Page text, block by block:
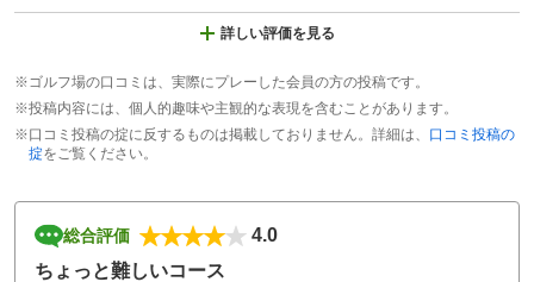
詳しい評価を見る
※ゴルフ場の口コミは、実際にプレーした会員の方の投稿です。
※投稿内容には、個人的趣味や主観的な表現を含むことがあります。
※口コミ投稿の掟に反するものは掲載しておりません。詳細は、 口コミ投稿の
掟をご覧ください。
総合評価
4.0
ちょっと難しいコース